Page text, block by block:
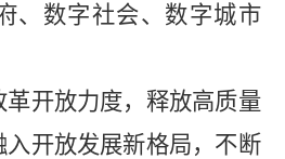
、数字社会、数字城市
革开放力度，释放高质量
入开放发展新格局，不断